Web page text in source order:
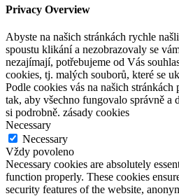
Privacy Overview
Abyste na našich stránkách rychle
spoustu klikání a nezobrazovaly se
nezajímají, potřebujeme od Vás
cookies, tj. malých souborů, které se
Podle cookies vás na našich stránkách
tak, aby všechno fungovalo správně a
si podrobně. zásady cookies
Necessary
Necessary
Vždy povoleno
Necessary cookies are absolutely
function properly. These cookies
security features of the website,